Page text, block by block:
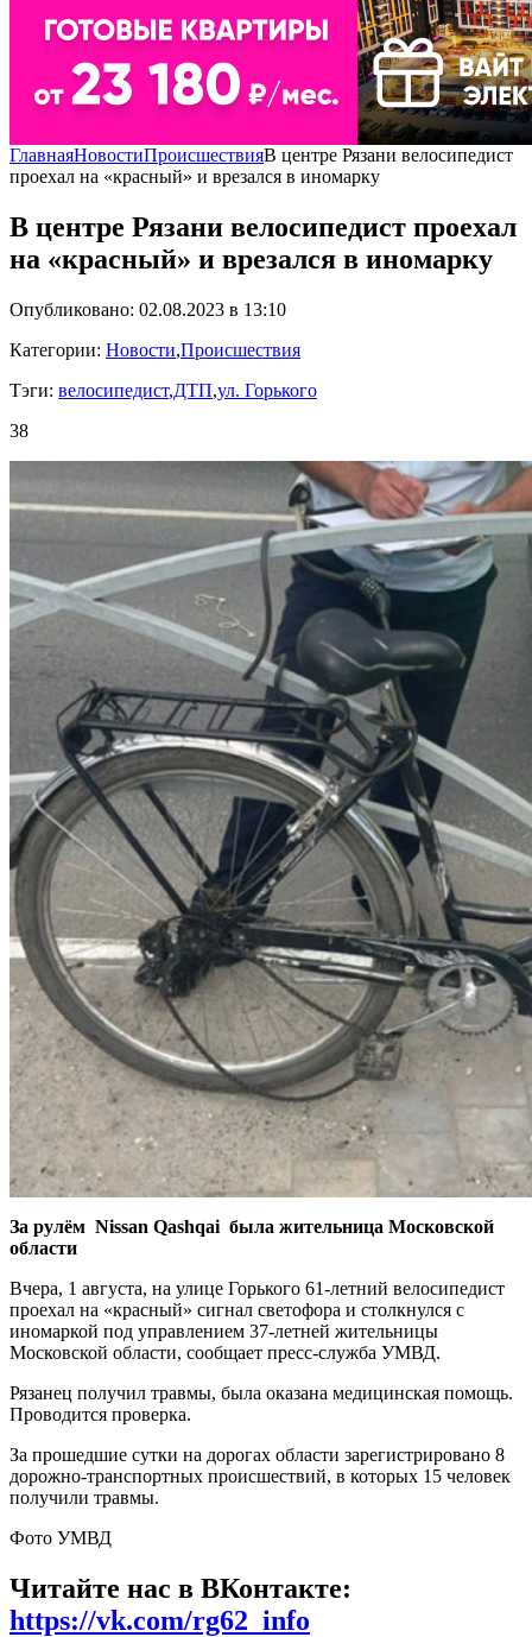
ГлавнаяНовостиПроисшествияВ центре Рязани велосипедист
проехал на «красный» и врезался в иномарку
В центре Рязани велосипедист проехал
на «красный» и врезался в иномарку
Опубликовано: 02.08.2023 в 13:10
Категории: Новости,Происшествия
Тэги: велосипедист,ДТП,ул. Горького
38
За рулём Nissan Qashqai была жительница Московской
области
Вчера, 1 августа, на улице Горького 61-летний велосипедист
проехал на «красный» сигнал светофора и столкнулся с
иномаркой под управлением 37-летней жительницы
Московской области, сообщает пресс-служба УМВД.
Рязанец получил травмы, была оказана медицинская помощь.
Проводится проверка.
За прошедшие сутки на дорогах области зарегистрировано 8
дорожно-транспортных происшествий, в которых 15 человек
получили травмы.
Фото УМВД
Читайте нас в ВКонтакте:
https://vk.com/rg62_info